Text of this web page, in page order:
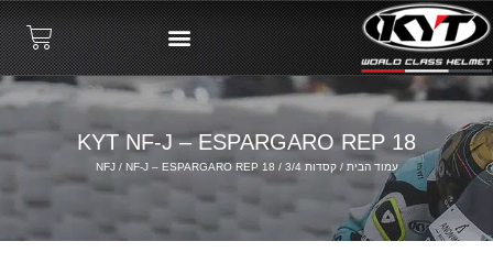
KYT NF-J – ESPARGARO REP 18
עמוד הבית /קסדות 3/4 /
NFJ/ NF-J – ESPARGARO REP 18